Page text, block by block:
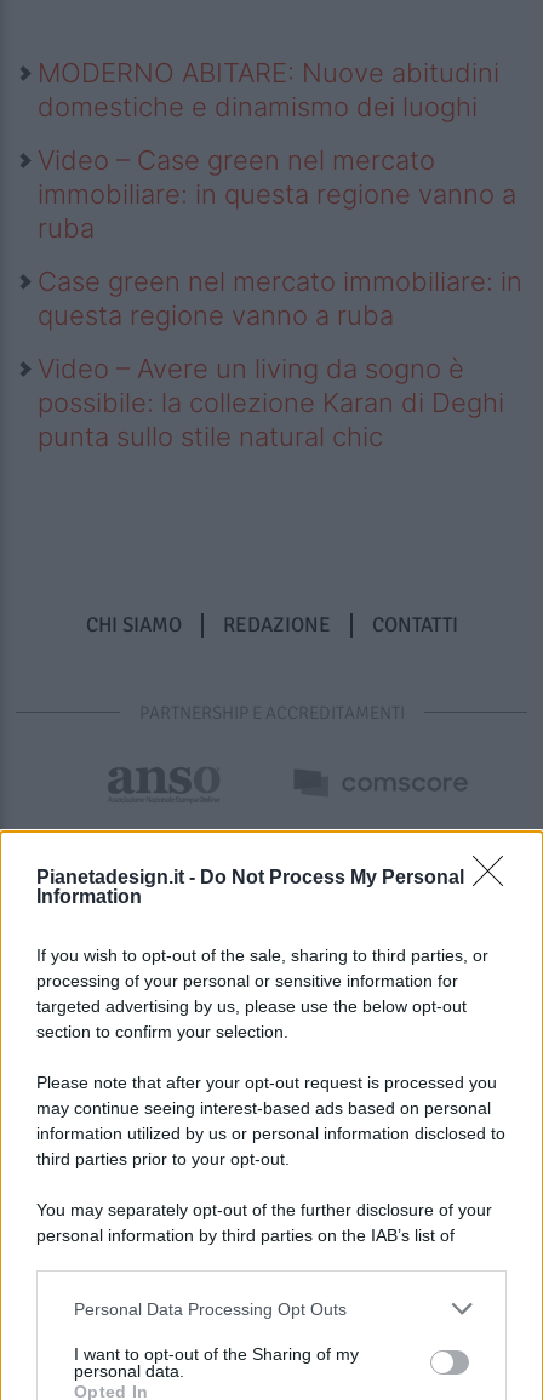
Pianetadesign.it - Do Not Process My Personal
Information
If you wish to opt-out of the sale, sharing to third parties, or
processing of your personal or sensitive information for
targeted advertising by us, please use the below opt-out
section to confirm your selection.
Please note that after your opt-out request is processed you
may continue seeing interest-based ads based on personal
information utilized by us or personal information disclosed to
third parties prior to your opt-out.
You may separately opt-out of the further disclosure of your
personal information by third parties on the IAB’s list of
This information may also be disclosed by us to third parties
disclose it to other third parties.
Personal Data Processing Opt Outs
I want to opt-out of the Sharing of my
personal data.
Opted In
MODERNO ABITARE: Nuove abitudini
domestiche e dinamismo dei luoghi
Video – Case green nel mercato
immobiliare: in questa regione vanno a
ruba
Case green nel mercato immobiliare: in
questa regione vanno a ruba
Video – Avere un living da sogno è
possibile: la collezione Karan di Deghi
punta sullo stile natural chic
CHI SIAMO REDAZIONE CONTATTI
PARTNERSHIP E ACCREDITAMENTI
© 2026 - Pianeta Design - P.IVA 04827280654 - Testata
Registrata Al Tribunale Di Nocera Inferiore N. 8/2020 - RG N.
ISCRIZIONE AL ROC N. 35792 – ISCRITTA ALL’ANSO
(ASSOCIAZIONE NAZIONALE STAMPA ONLINE)
PREFERENZE PRIVACY